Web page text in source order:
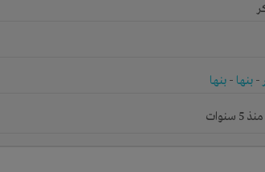
- بنها - بنها